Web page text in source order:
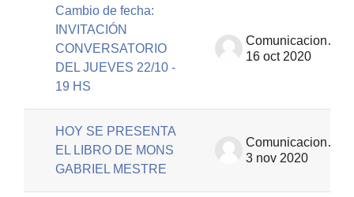
Cambio de fecha:
INVITACIÓN
CONVERSATORIO
DEL JUEVES 22/10 -
19 HS
Comunicaciones | EUT
16 oct 2020
HOY SE PRESENTA
EL LIBRO DE MONS
GABRIEL MESTRE
Comunicaciones | EUT
3 nov 2020